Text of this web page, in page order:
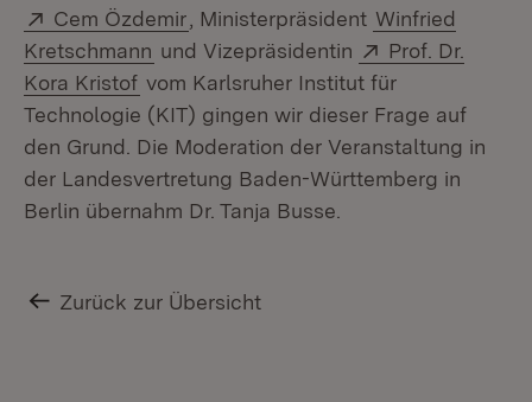
Extern:
Cem Özdemir (Öffnet in neuem Fenster)
, Ministerpräsident Winfried
Kretschmann und Vizepräsidentin Extern:
Prof. Dr.
Kora Kristof (Öffnet in neuem Fenster)
vom Karlsruher Institut für
Technologie (KIT) gingen wir dieser Frage auf
den Grund. Die Moderation der Veranstaltung in
der Landesvertretung Baden-Württemberg in
Berlin übernahm Dr. Tanja Busse.
Zurück zur Übersicht